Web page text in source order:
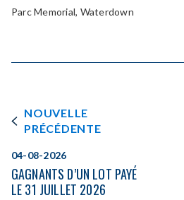
Parc Memorial, Waterdown
NOUVELLE
PRÉCÉDENTE
04-08-2026
GAGNANTS D’UN LOT PAYÉ
LE 31 JUILLET 2026